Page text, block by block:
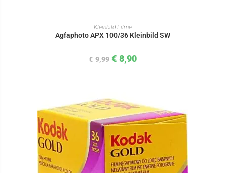
IN DEN WARENKORB
Kleinbild Filme
Agfaphoto APX 100/36 Kleinbild SW
€ 9,99 € 8,90